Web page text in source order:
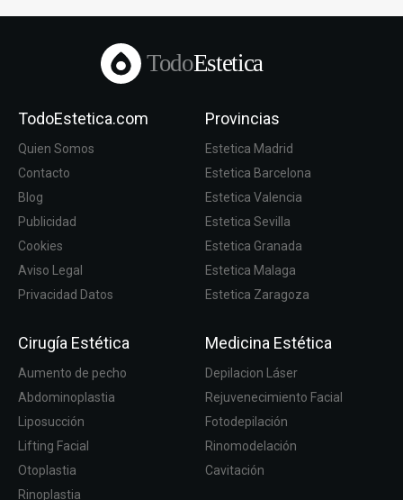
TodoEstetica
TodoEstetica.com
Quien Somos
Contacto
Blog
Publicidad
Cookies
Aviso Legal
Privacidad Datos
Provincias
Estetica Madrid
Estetica Barcelona
Estetica Valencia
Estetica Sevilla
Estetica Granada
Estetica Malaga
Estetica Zaragoza
Cirugía Estética
Aumento de pecho
Abdominoplastia
Liposucción
Lifting Facial
Otoplastia
Rinoplastia
Medicina Estética
Depilacion Láser
Rejuvenecimiento Facial
Fotodepilación
Rinomodelación
Cavitación